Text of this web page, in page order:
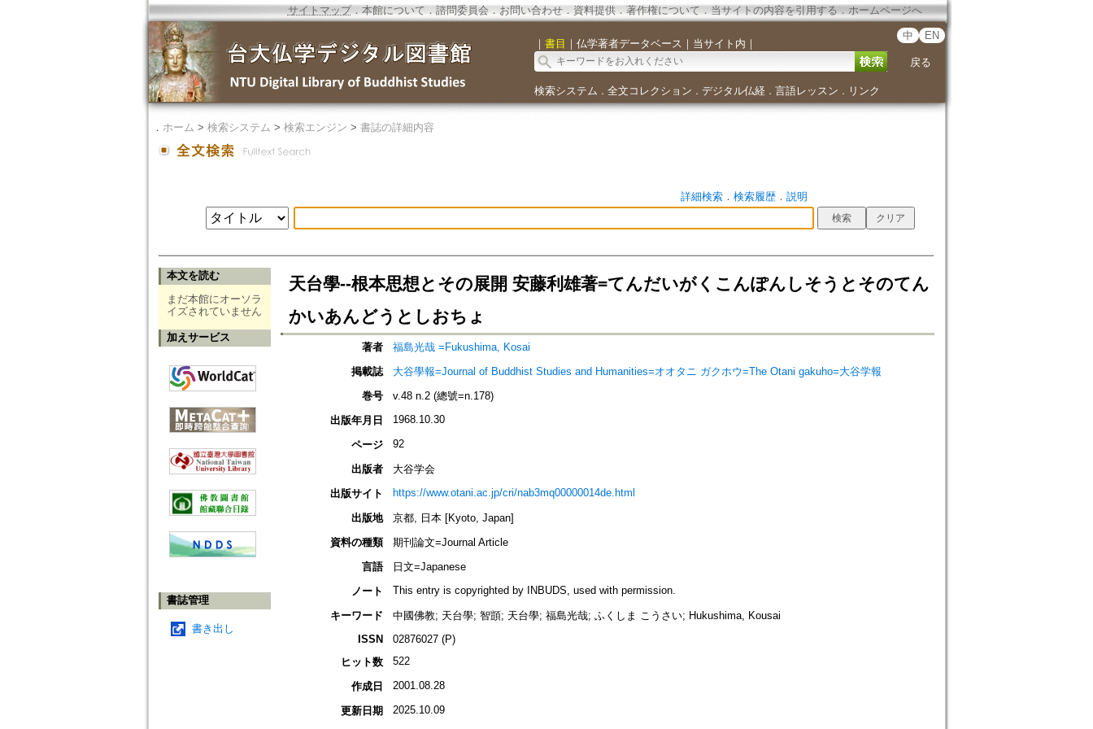
サイトマップ．本館について ． 諮問委員会． お問い合わせ． 資料提供． 著作権について．当サイトの内容を引用する ． ホームページへ
｜ 書目 ｜ 仏学著者データベース ｜ 当サイト内 ｜
中 EN
戻る
検索システム ． 全文コレクション ． デジタル仏経． 言語レッスン ． リンク
． ホーム > 検索システム > 検索エンジン > 書誌の詳細内容
詳細検索． 検索履歴． 説明
本文を読む
まだ本館にオーソラ
イズされていません
加えサービス
書誌管理
書き出し
天台學--根本思想とその展開 安藤利雄著=てんだいがくこんぽんしそうとそのてん
かいあんどうとしおちょ
著者
福島光哉 =Fukushima, Kosai
掲載誌
大谷學報=Journal of Buddhist Studies and Humanities=オオタニ ガクホウ=The Otani gakuho=大谷学報
巻号
v.48 n.2 (總號=n.178)
出版年月日
1968.10.30
ページ 92
出版者
大谷学会
出版サイト
https://www.otani.ac.jp/cri/nab3mq00000014de.html
出版地
京都, 日本 [Kyoto, Japan]
資料の種類
期刊論文=Journal Article
言語
日文=Japanese
ノート
This entry is copyrighted by INBUDS, used with permission.
キーワード
中國佛教; 天台學; 智顗; 天台學; 福島光哉; ふくしま こうさい; Hukushima, Kousai
ISSN
02876027 (P)
ヒット数
522
作成日 2001.08.28
更新日期 2025.10.09